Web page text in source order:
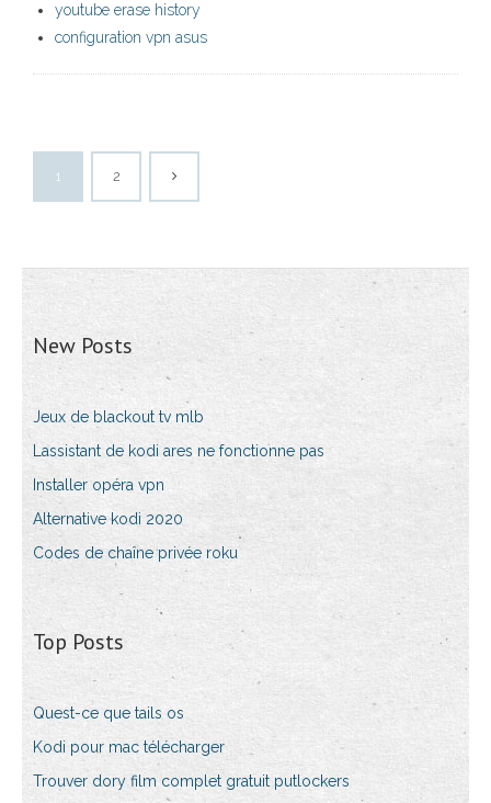
youtube erase history
configuration vpn asus
1 2
New Posts
Jeux de blackout tv mlb
Lassistant de kodi ares ne fonctionne pas
Installer opéra vpn
Alternative kodi 2020
Codes de chaîne privée roku
Top Posts
Quest-ce que tails os
Kodi pour mac télécharger
Trouver dory film complet gratuit putlockers